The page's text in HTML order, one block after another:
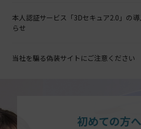
本人認証サービス「3Dセキュア2.0」の
らせ
当社を騙る偽装サイトにご注意ください
初めての方へ